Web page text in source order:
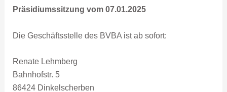
Präsidiumssitzung vom 07.01.2025
Die Geschäftsstelle des BVBA ist ab sofort:
Renate Lehmberg
Bahnhofstr. 5
86424 Dinkelscherben